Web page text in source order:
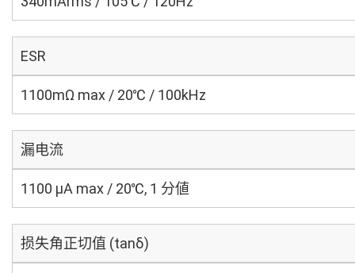
ESR
1100mΩ max / 20℃ / 100kHz
漏电流
1100 μA max / 20℃, 1 分値
损失角正切值 (tanδ)